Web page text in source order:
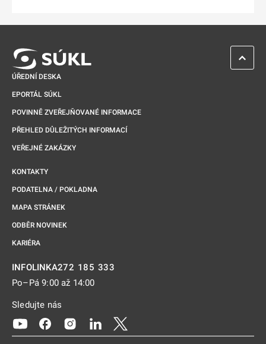
ÚŘEDNÍ DESKA
EPORTÁL SÚKL
POVINNĚ ZVEŘEJŇOVANÉ INFORMACE
PŘEHLED DŮLEŽITÝCH INFORMACÍ
VEŘEJNÉ ZAKÁZKY
KONTAKTY
PODATELNA / POKLADNA
MAPA STRÁNEK
ODBĚR NOVINEK
KARIÉRA
INFOLINKA272 185 333
Po–Pá 9:00 až 14:00
Sledujte nás
Odkaz se otevře na nové kartě
Odkaz se otevře na nové kartě
Odkaz se otevře na nové kartě
Odkaz se otevře na nové kartě
ZPĚT